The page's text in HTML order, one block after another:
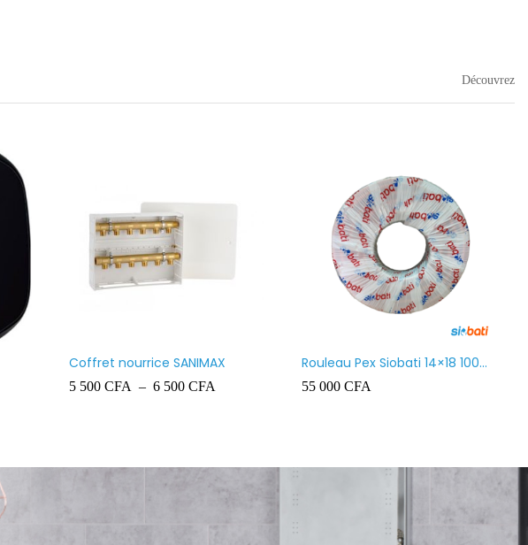
Découvrez
Coffret nourrice SANIMAX
5 500 CFA – 6 500 CFA
Rouleau Pex Siobati 14×18 100
Mètres lourd – High Quality
55 000 CFA